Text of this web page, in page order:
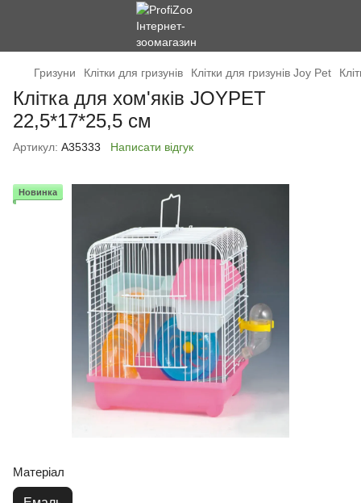
Гризуни Клітки для гризунів Клітки для гризунів Joy Pet
Клітка для хом'яків JOYPET
22,5*17*25,5 см
Артикул: А35333 Написати відгук
Новинка
Матеріал